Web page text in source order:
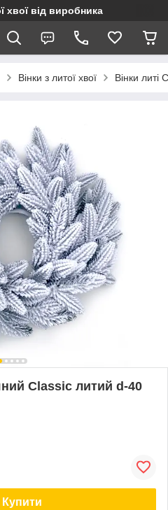
хвої від виробника
Вінки з литої хвої Вінки литі
Classic литий d-40
Купити